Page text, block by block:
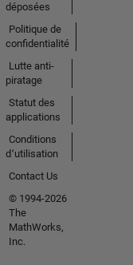
déposées
Politique de
confidentialité
Lutte anti-
piratage
Statut des
applications
Conditions
d՚utilisation
Contact Us
© 1994-2026
The
MathWorks,
Inc.